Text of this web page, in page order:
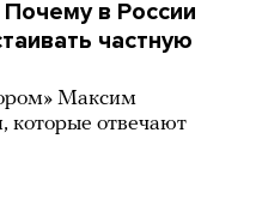
в России
частную
Максим
которые отвечают